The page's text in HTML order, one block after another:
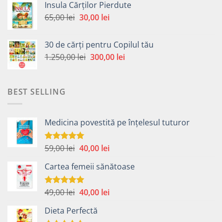
fost:
65,00 lei.
30,00 lei.
Insula Cărților Pierdute
65,00lei Prețul
fost:
65,00 lei.
30,00 leiPrețul
30,00 lei.
30 de cărți pentru Copilul tău
1.250,00lei Prețul
300,00 leiPrețul
BEST SELLING
Medicina povestită pe înțelesul tuturor
Evaluat la
59,00lei Prețul
a
fost:
59,00 lei.
40,00 leiPrețul
este:
Cartea femeii sănătoase
Evaluat la
49,00lei Prețul
a
40,00 leiPrețul
Dieta Perfectă